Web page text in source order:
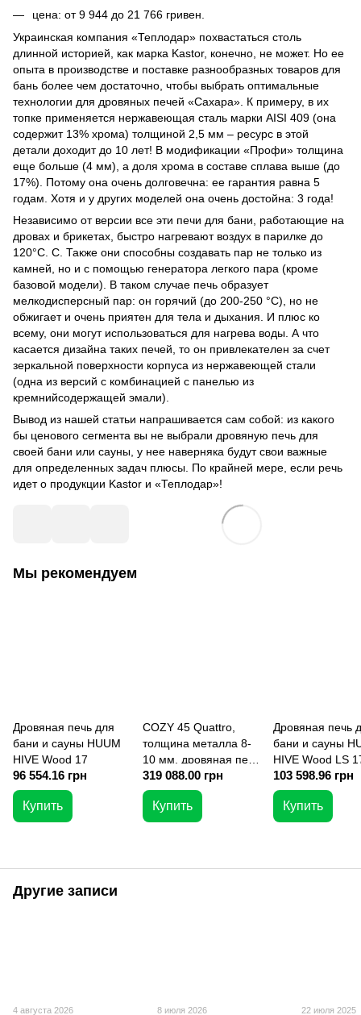
цена: от 9 944 до 21 766 гривен.
Украинская компания «Теплодар» похвастаться столь
длинной историей, как марка Kastor, конечно, не может. Но ее
опыта в производстве и поставке разнообразных товаров для
бань более чем достаточно, чтобы выбрать оптимальные
технологии для дровяных печей «Сахара». К примеру, в их
топке применяется нержавеющая сталь марки AISI 409 (она
содержит 13% хрома) толщиной 2,5 мм – ресурс в этой
детали доходит до 10 лет! В модификации «Профи» толщина
еще больше (4 мм), а доля хрома в составе сплава выше (до
17%). Потому она очень долговечна: ее гарантия равна 5
годам. Хотя и у других моделей она очень достойна: 3 года!
Независимо от версии все эти печи для бани, работающие на
дровах и брикетах, быстро нагревают воздух в парилке до
120°С. C. Также они способны создавать пар не только из
камней, но и с помощью генератора легкого пара (кроме
базовой модели). В таком случае печь образует
мелкодисперсный пар: он горячий (до 200-250 °C), но не
обжигает и очень приятен для тела и дыхания. И плюс ко
всему, они могут использоваться для нагрева воды. А что
касается дизайна таких печей, то он привлекателен за счет
зеркальной поверхности корпуса из нержавеющей стали
(одна из версий с комбинацией с панелью из
кремнийсодержащей эмали).
Вывод из нашей статьи напрашивается сам собой: из какого
бы ценового сегмента вы не выбрали дровяную печь для
своей бани или сауны, у нее наверняка будут свои важные
для определенных задач плюсы. По крайней мере, если речь
идет о продукции Kastor и «Теплодар»!
Мы рекомендуем
Дровяная печь для
бани и сауны HUUM
HIVE Wood 17
96 554.16 грн
Купить
COZY 45 Quattro,
толщина металла 8-
10 мм, дровяная печь
для бани и сауны до
45 м. куб
319 088.00 грн
Купить
Дровяная печь
бани и сауны
HIVE Wood LS
выносная топка
103 598.96 грн
Купить
Другие записи
4 августа 2026 8 июля 2026 22 июля 2025